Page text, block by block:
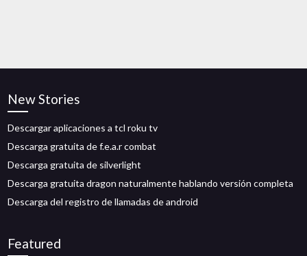
New Stories
Descargar aplicaciones a tcl roku tv
Descarga gratuita de f.e.a.r combat
Descarga gratuita de silverlight
Descarga gratuita dragon naturalmente hablando versión completa
Descarga del registro de llamadas de android
Featured